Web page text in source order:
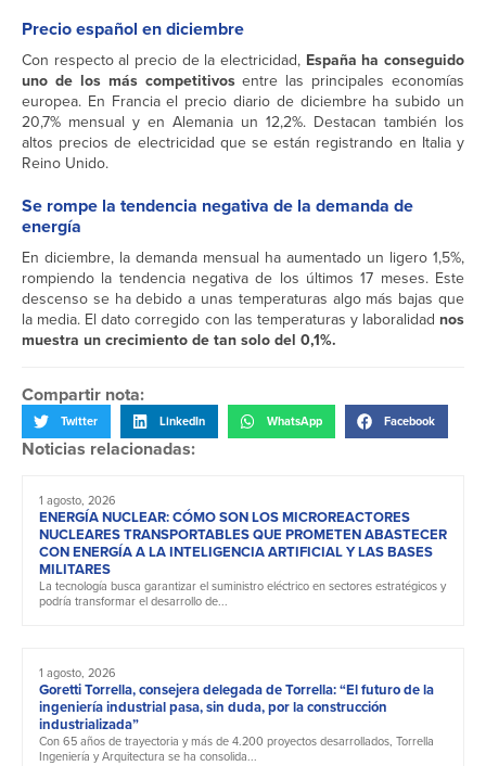
Precio español en diciembre
Con respecto al precio de la electricidad, España ha conseguido
uno de los más competitivosentre las principales economías
europea. En Francia el precio diario de diciembre ha subido un
20,7% mensual y en Alemania un 12,2%. Destacan también los
altos precios de electricidad que se están registrando en Italia y
Reino Unido.
Se rompe la tendencia negativa de la demanda de
energía
En diciembre, la demanda mensual ha aumentado un ligero 1,5%,
rompiendo la tendencia negativa de los últimos 17 meses. Este
descenso se ha debido a unas temperaturas algo más bajas que
la media. El dato corregido con las temperaturas y laboralidad nos
muestra un crecimiento de tan solo del 0,1%.
Compartir nota:
Twitter LinkedIn WhatsApp Facebook
Noticias relacionadas:
1 agosto, 2026
ENERGÍA NUCLEAR: CÓMO SON LOS MICROREACTORES
NUCLEARES TRANSPORTABLES QUE PROMETEN ABASTECER
CON ENERGÍA A LA INTELIGENCIA ARTIFICIAL Y LAS BASES
MILITARES
La tecnología busca garantizar el suministro eléctrico en sectores estratégicos y
podría transformar el desarrollo de...
1 agosto, 2026
Goretti Torrella, consejera delegada de Torrella: “El futuro de la
ingeniería industrial pasa, sin duda, por la construcción
industrializada”
Con 65 años de trayectoria y más de 4.200 proyectos desarrollados, Torrella
Ingeniería y Arquitectura se ha consolida...